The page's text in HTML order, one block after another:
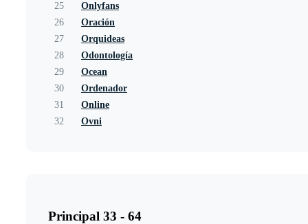
25
Onlyfans
26
Oración
27
Orquideas
28
Odontología
29
Ocean
30
Ordenador
31
Online
32
Ovni
Principal 33 - 64